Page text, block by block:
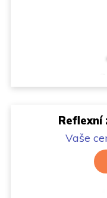
Reflexní
Vaše